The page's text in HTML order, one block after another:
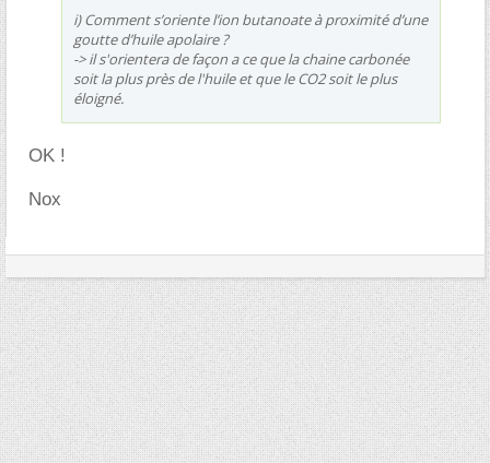
i) Comment s’oriente l’ion butanoate à proximité d’une
goutte d’huile apolaire ?
-> il s'orientera de façon a ce que la chaine carbonée
soit la plus près de l'huile et que le CO2 soit le plus
éloigné.
OK !
Nox